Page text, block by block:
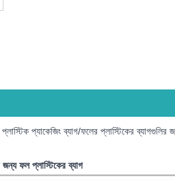
প্যাকেজিং ব্যাগ/ফলের প্লাস্টিকের
জন্য ফল প্লাস্টিকের ব্যাগ